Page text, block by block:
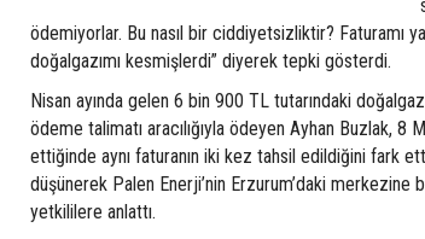
ödemiyorlar. Bu nasıl bir ciddiyetsizliktir? Faturamı
doğalgazımı kesmişlerdi” diyerek tepki gösterdi.
Nisan ayında gelen 6 bin 900 TL tutarındaki
ödeme talimatı aracılığıyla ödeyen Ayhan Buzlak, 8
ettiğinde aynı faturanın iki kez tahsil edildiğini fark
düşünerek Palen Enerji’nin Erzurum’daki merkezine
yetkililere anlattı.